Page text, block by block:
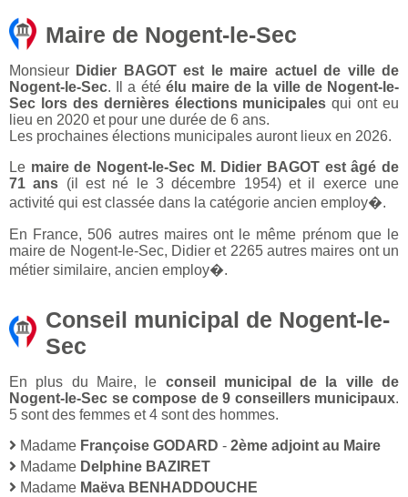
Maire de Nogent-le-Sec
Monsieur Didier BAGOT est le maire actuel de ville de
Nogent-le-Sec. Il a été élu maire de la ville de Nogent-le-
Sec lors des dernières élections municipales qui ont eu
lieu en 2020 et pour une durée de 6 ans.
Les prochaines élections municipales auront lieux en 2026.
Le maire de Nogent-le-Sec M. Didier BAGOT est âgé de
71 ans (il est né le 3 décembre 1954) et il exerce une
activité qui est classée dans la catégorie ancien employ�.
En France, 506 autres maires ont le même prénom que le
maire de Nogent-le-Sec, Didier et 2265 autres maires ont un
métier similaire, ancien employ�.
Conseil municipal de Nogent-le-
Sec
En plus du Maire, le conseil municipal de la ville de
Nogent-le-Sec se compose de 9 conseillers municipaux.
5 sont des femmes et 4 sont des hommes.
Madame Françoise GODARD - 2ème adjoint au Maire
Madame Delphine BAZIRET
Madame Maëva BENHADDOUCHE